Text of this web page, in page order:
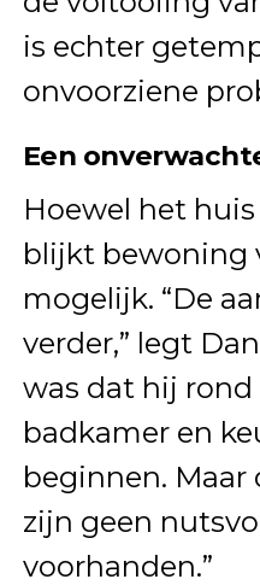
is echter
onvoorziene
Een
Hoewel het
blijkt bewoning
mogelijk. “De
verder,” legt
was dat hij
badkamer en
beginnen. Maar
zijn geen
voorhanden.”